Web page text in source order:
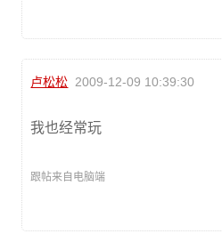
卢松松 2009-12-09 10:39:30
我也经常玩
跟帖来自电脑端